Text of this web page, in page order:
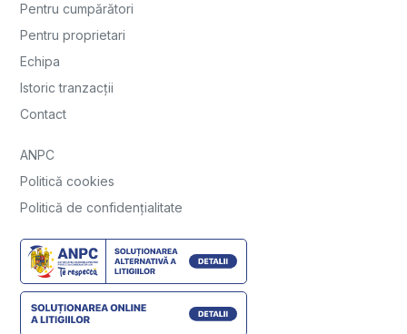
Pentru cumpărători
Pentru proprietari
Echipa
Istoric tranzacții
Contact
ANPC
Politică cookies
Politică de confidențialitate